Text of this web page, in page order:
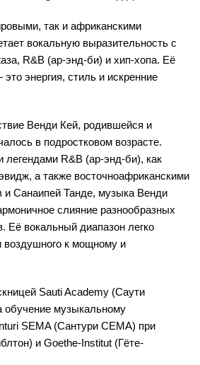
так и африканскими
вокальную выразительность с
R&B (ар-энд-би) и хип-хопа. Её
энергия, стиль и искренние
Венди Кей, родившейся и
в подростковом возрасте.
легендами R&B (ар-энд-би), как
а также восточноафриканскими
и Санаипей Танде, музыка Венди
слияние разнообразных
Её вокальный диапазон легко
воздушного к мощному и
Sauti Academy (Саути
музыкальному
SEMA (Сантури СЕМА) при
и Goethe-Institut (Гёте-